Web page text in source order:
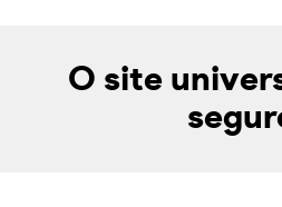
O site